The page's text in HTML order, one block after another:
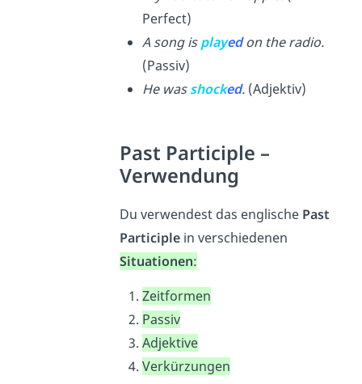
Perfect)
A song isplayedon the radio.
(Passiv)
He wasshocked.(Adjektiv)
Past Participle –
Verwendung
Du verwendest das englische Past
Participlein verschiedenen
Situationen:
Zeitformen
Passiv
Adjektive
Verkürzungen